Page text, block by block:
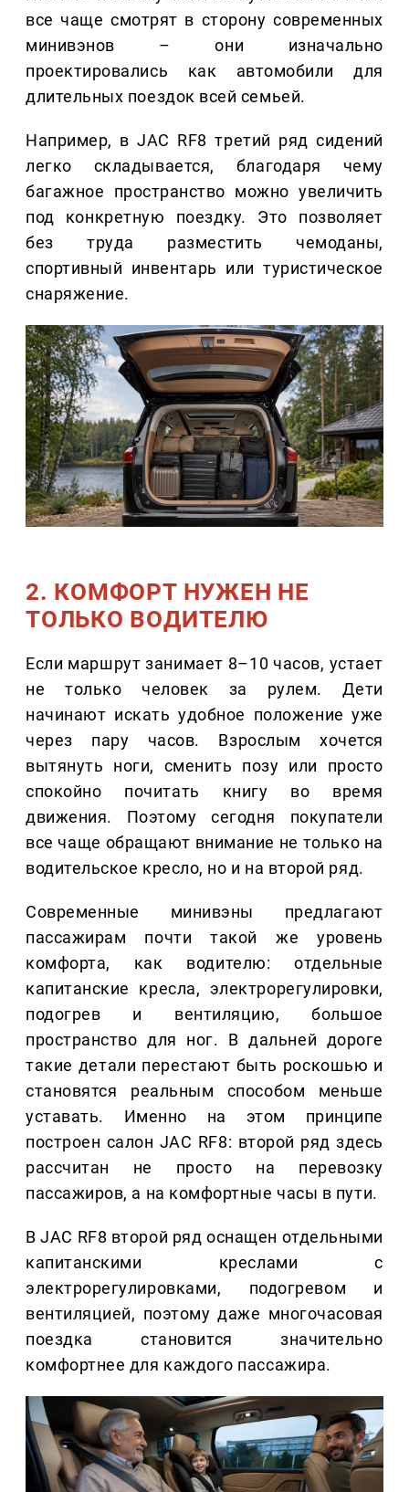
все чаще смотрят в сторону современных
минивэнов – они изначально
проектировались как автомобили для
длительных поездок всей семьей.
Например, в JAC RF8 третий ряд сидений
легко складывается, благодаря чему
багажное пространство можно увеличить
под конкретную поездку. Это позволяет
без труда разместить чемоданы,
спортивный инвентарь или туристическое
снаряжение.
2. КОМФОРТ НУЖЕН НЕ
ТОЛЬКО ВОДИТЕЛЮ
Если маршрут занимает 8–10 часов, устает
не только человек за рулем. Дети
начинают искать удобное положение уже
через пару часов. Взрослым хочется
вытянуть ноги, сменить позу или просто
спокойно почитать книгу во время
движения. Поэтому сегодня покупатели
все чаще обращают внимание не только на
водительское кресло, но и на второй ряд.
Современные минивэны предлагают
пассажирам почти такой же уровень
комфорта, как водителю: отдельные
капитанские кресла, электрорегулировки,
подогрев и вентиляцию, большое
пространство для ног. В дальней дороге
такие детали перестают быть роскошью и
становятся реальным способом меньше
уставать. Именно на этом принципе
построен салон JAC RF8: второй ряд здесь
рассчитан не просто на перевозку
пассажиров, а на комфортные часы в пути.
В JAC RF8 второй ряд оснащен отдельными
капитанскими креслами с
электрорегулировками, подогревом и
вентиляцией, поэтому даже многочасовая
поездка становится значительно
комфортнее для каждого пассажира.